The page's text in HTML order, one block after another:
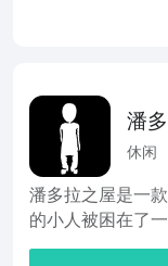
潘
休闲
潘多拉之屋是一
的小人被困在了